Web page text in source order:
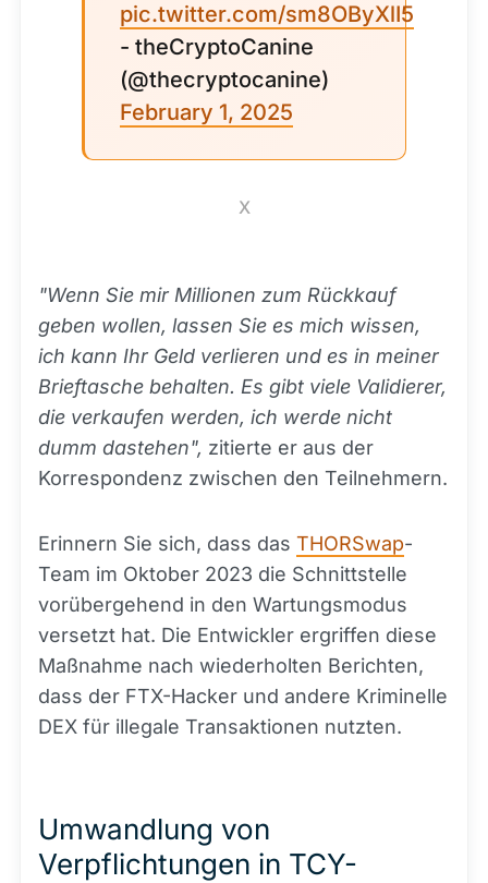
pic.twitter.com/sm8OByXlI5
- theCryptoCanine
(@thecryptocanine)
February 1, 2025
X
"Wenn Sie mir Millionen zum Rückkauf
geben wollen, lassen Sie es mich wissen,
ich kann Ihr Geld verlieren und es in meiner
Brieftasche behalten. Es gibt viele Validierer,
die verkaufen werden, ich werde nicht
dumm dastehen", zitierte er aus der
Korrespondenz zwischen den Teilnehmern.
Erinnern Sie sich, dass das THORSwap-
Team im Oktober 2023 die Schnittstelle
vorübergehend in den Wartungsmodus
versetzt hat. Die Entwickler ergriffen diese
Maßnahme nach wiederholten Berichten,
dass der FTX-Hacker und andere Kriminelle
DEX für illegale Transaktionen nutzten.
Umwandlung von
Verpflichtungen in TCY-